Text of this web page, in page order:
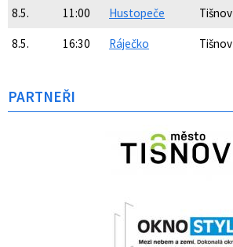
8.5. 11:00 Hustopeče Tišnov
8.5. 16:30 Ráječko Tišnov
PARTNEŘI